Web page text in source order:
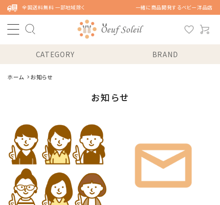
全国送料無料 一部地域除く 一緒に商品開発するベビー洋品店
CATEGORY BRAND
ブログ
商品リクエストフォーム
ラッピングについて
ホーム お知らせ
お知らせ